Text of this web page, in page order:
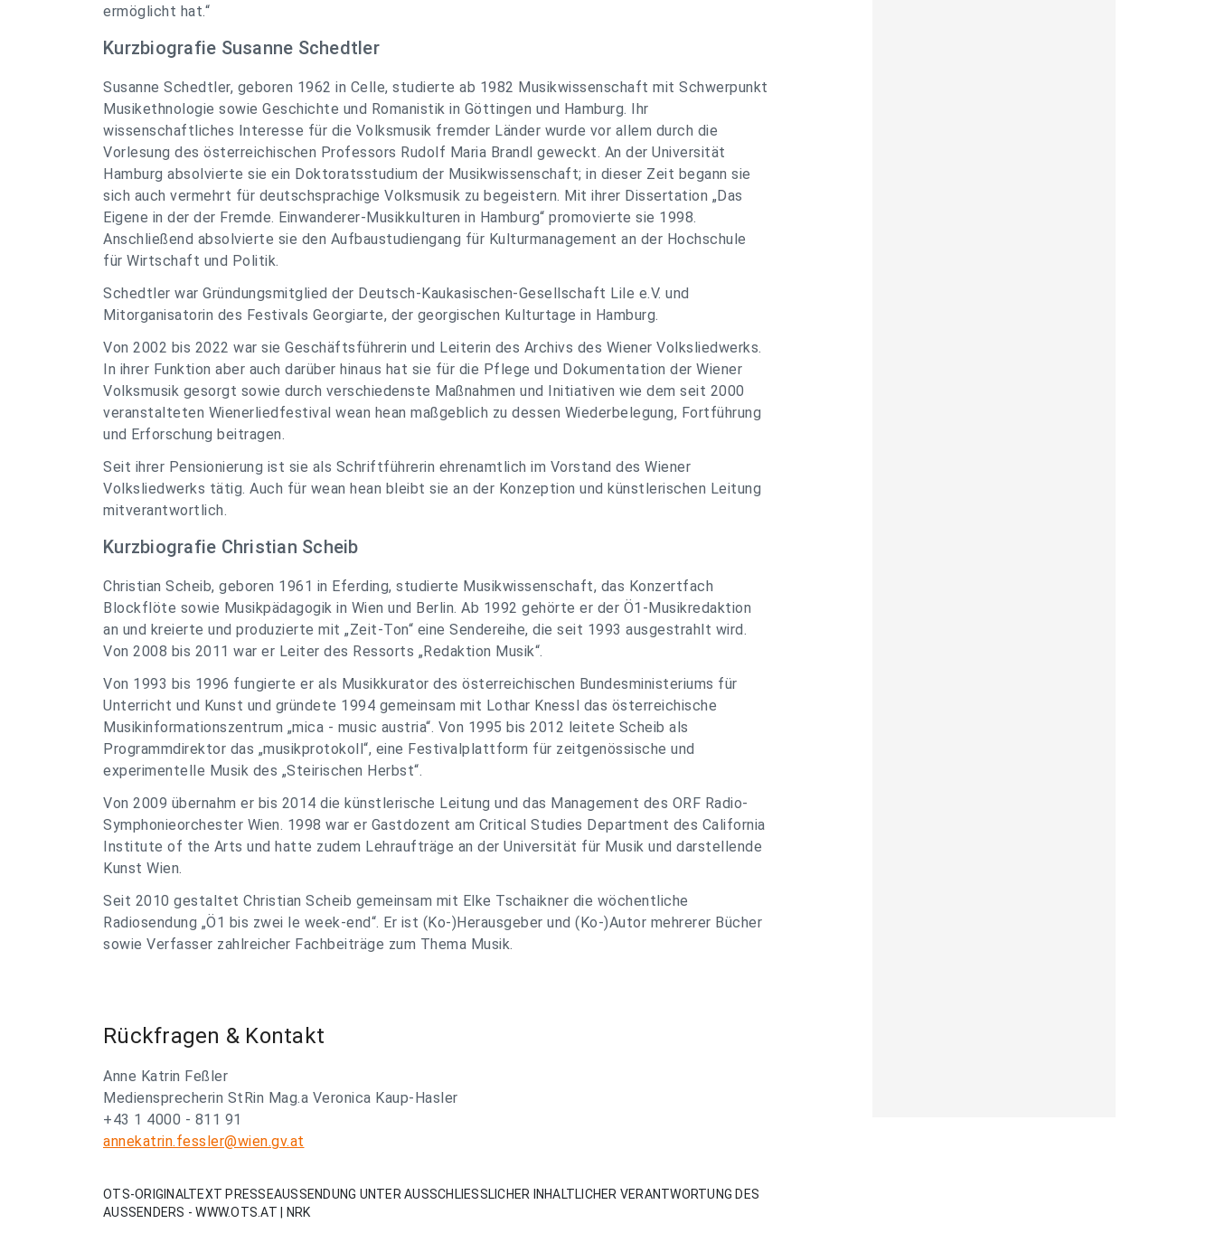
ermöglicht hat.“
Kurzbiografie Susanne Schedtler
Susanne Schedtler, geboren 1962 in Celle, studierte ab 1982 Musikwissenschaft mit Schwerpunkt
Musikethnologie sowie Geschichte und Romanistik in Göttingen und Hamburg. Ihr
wissenschaftliches Interesse für die Volksmusik fremder Länder wurde vor allem durch die
Vorlesung des österreichischen Professors Rudolf Maria Brandl geweckt. An der Universität
Hamburg absolvierte sie ein Doktoratsstudium der Musikwissenschaft; in dieser Zeit begann sie
sich auch vermehrt für deutschsprachige Volksmusik zu begeistern. Mit ihrer Dissertation „Das
Eigene in der der Fremde. Einwanderer-Musikkulturen in Hamburg“ promovierte sie 1998.
Anschließend absolvierte sie den Aufbaustudiengang für Kulturmanagement an der Hochschule
für Wirtschaft und Politik.
Schedtler war Gründungsmitglied der Deutsch-Kaukasischen-Gesellschaft Lile e.V. und
Mitorganisatorin des Festivals Georgiarte, der georgischen Kulturtage in Hamburg.
Von 2002 bis 2022 war sie Geschäftsführerin und Leiterin des Archivs des Wiener Volksliedwerks.
In ihrer Funktion aber auch darüber hinaus hat sie für die Pflege und Dokumentation der Wiener
Volksmusik gesorgt sowie durch verschiedenste Maßnahmen und Initiativen wie dem seit 2000
veranstalteten Wienerliedfestival wean hean maßgeblich zu dessen Wiederbelegung, Fortführung
und Erforschung beitragen.
Seit ihrer Pensionierung ist sie als Schriftführerin ehrenamtlich im Vorstand des Wiener
Volksliedwerks tätig. Auch für wean hean bleibt sie an der Konzeption und künstlerischen Leitung
mitverantwortlich.
Kurzbiografie Christian Scheib
Christian Scheib, geboren 1961 in Eferding, studierte Musikwissenschaft, das Konzertfach
Blockflöte sowie Musikpädagogik in Wien und Berlin. Ab 1992 gehörte er der Ö1-Musikredaktion
an und kreierte und produzierte mit „Zeit-Ton“ eine Sendereihe, die seit 1993 ausgestrahlt wird.
Von 2008 bis 2011 war er Leiter des Ressorts „Redaktion Musik“.
Von 1993 bis 1996 fungierte er als Musikkurator des österreichischen Bundesministeriums für
Unterricht und Kunst und gründete 1994 gemeinsam mit Lothar Knessl das österreichische
Musikinformationszentrum „mica - music austria“. Von 1995 bis 2012 leitete Scheib als
Programmdirektor das „musikprotokoll“, eine Festivalplattform für zeitgenössische und
experimentelle Musik des „Steirischen Herbst“.
Von 2009 übernahm er bis 2014 die künstlerische Leitung und das Management des ORF Radio-
Symphonieorchester Wien. 1998 war er Gastdozent am Critical Studies Department des California
Institute of the Arts und hatte zudem Lehraufträge an der Universität für Musik und darstellende
Kunst Wien.
Seit 2010 gestaltet Christian Scheib gemeinsam mit Elke Tschaikner die wöchentliche
Radiosendung „Ö1 bis zwei le week-end“. Er ist (Ko-)Herausgeber und (Ko-)Autor mehrerer Bücher
sowie Verfasser zahlreicher Fachbeiträge zum Thema Musik.
Rückfragen & Kontakt
Anne Katrin Feßler
Mediensprecherin StRin Mag.a Veronica Kaup-Hasler
+43 1 4000 - 811 91
annekatrin.fessler@wien.gv.at
OTS-ORIGINALTEXT PRESSEAUSSENDUNG UNTER AUSSCHLIESSLICHER INHALTLICHER VERANTWORTUNG DES
AUSSENDERS - WWW.OTS.AT | NRK